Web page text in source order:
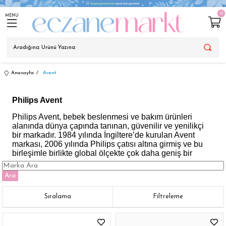
MENU 0
Anasayfa Avent
Philips Avent
Philips Avent, bebek beslenmesi ve bakım ürünleri
alanında dünya çapında tanınan, güvenilir ve yenilikçi
bir markadır. 1984 yılında İngiltere’de kurulan Avent
markası, 2006 yılında Philips çatısı altına girmiş ve bu
birleşimle birlikte global ölçekte çok daha geniş bir
kitleye ulaşmıştır. Philips Avent, bebeklerin sağlıklı
gelişimini destekleyen, ebeveynlerin hayatını
kolaylaştıran ve güvenli kullanım sunan ürünleriyle öne
çıkar. Anne sütü sağımından biberon tasarımına, bebek
beslenme aksesuarlarından bakım ürünlerine kadar
geniş bir yelpazede hizmet verir. Markanın temel hedefi,
bebeklerin ilk günden itibaren en sağlıklı şekilde
Ara
Filtreleme
Sıralama